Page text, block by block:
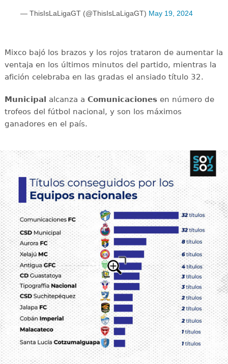
— ThisIsLaLigaGT (@ThisIsLaLigaGT) May 19, 2024
Mixco bajó los brazos y los rojos trataron de aumentar la
ventaja en los últimos minutos del partido, mientras la
afición celebraba en las gradas el ansiado título 32.
Municipal alcanza a Comunicacionesen número de
trofeos del fútbol nacional, y son los máximos
ganadores en el país.